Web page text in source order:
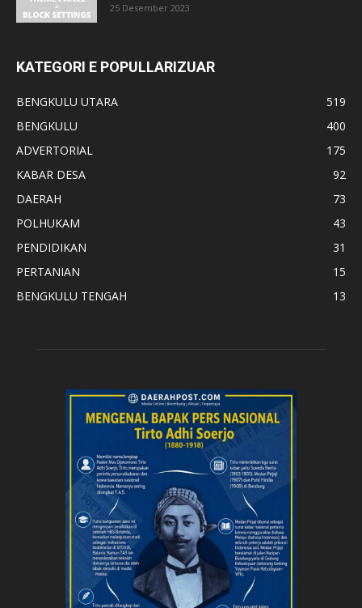
25 Desember 2023
KATEGORI E POPULLARIZUAR
BENGKULU UTARA
519
BENGKULU
400
ADVERTORIAL
175
KABAR DESA
92
DAERAH
73
POLHUKAM
43
PENDIDIKAN
31
PERTANIAN
15
BENGKULU TENGAH
13